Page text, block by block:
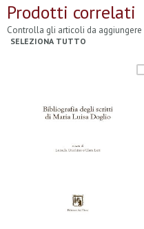
Prodotti correlati
Controlla gli articoli da
SELEZIONA TUTTO